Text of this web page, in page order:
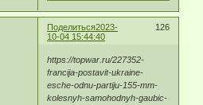
Поделиться 126
2023-
10-04 15:44:40
https://topwar.ru/227352-
francija-postavit-ukraine-
esche-odnu-partiju-155-mm-
kolesnyh-samohodnyh-gaubic-